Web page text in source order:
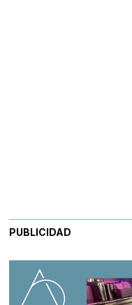
PUBLICIDAD